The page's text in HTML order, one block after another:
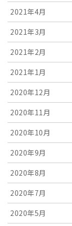
2021年4月
2021年3月
2021年2月
2021年1月
2020年12月
2020年11月
2020年10月
2020年9月
2020年8月
2020年7月
2020年5月